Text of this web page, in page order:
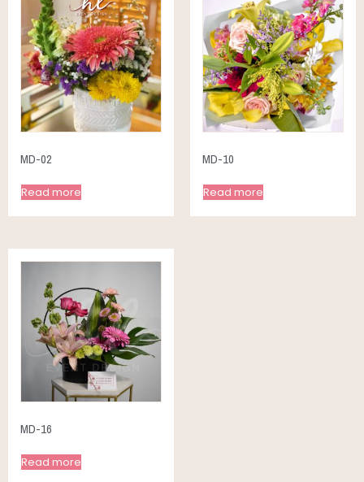
MD-02
Read more
MD-10
Read more
MD-16
Read more